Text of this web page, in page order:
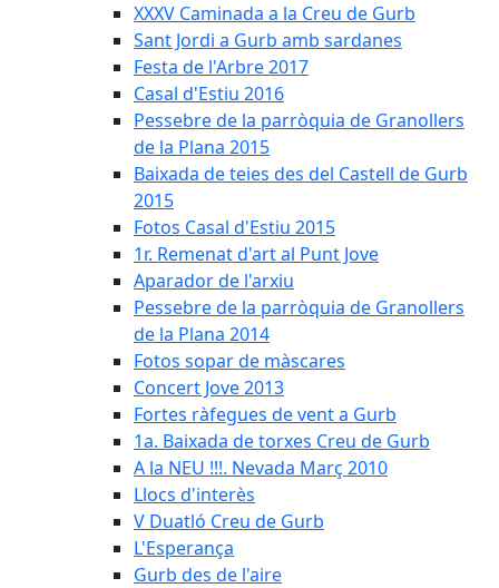
XXXV Caminada a la Creu de Gurb
Sant Jordi a Gurb amb sardanes
Festa de l'Arbre 2017
Casal d'Estiu 2016
Pessebre de la parròquia de Granollers
de la Plana 2015
Baixada de teies des del Castell de Gurb
2015
Fotos Casal d'Estiu 2015
1r. Remenat d'art al Punt Jove
Aparador de l'arxiu
Pessebre de la parròquia de Granollers
de la Plana 2014
Fotos sopar de màscares
Concert Jove 2013
Fortes ràfegues de vent a Gurb
1a. Baixada de torxes Creu de Gurb
A la NEU !!!. Nevada Març 2010
Llocs d'interès
V Duatló Creu de Gurb
L'Esperança
Gurb des de l'aire